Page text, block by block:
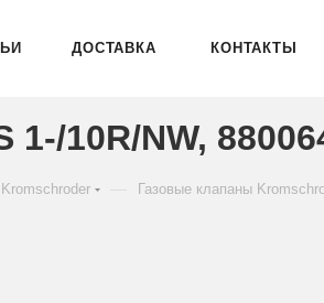
ДОСТАВКА КОНТАКТЫ
10R/NW,
Газовые клапаны